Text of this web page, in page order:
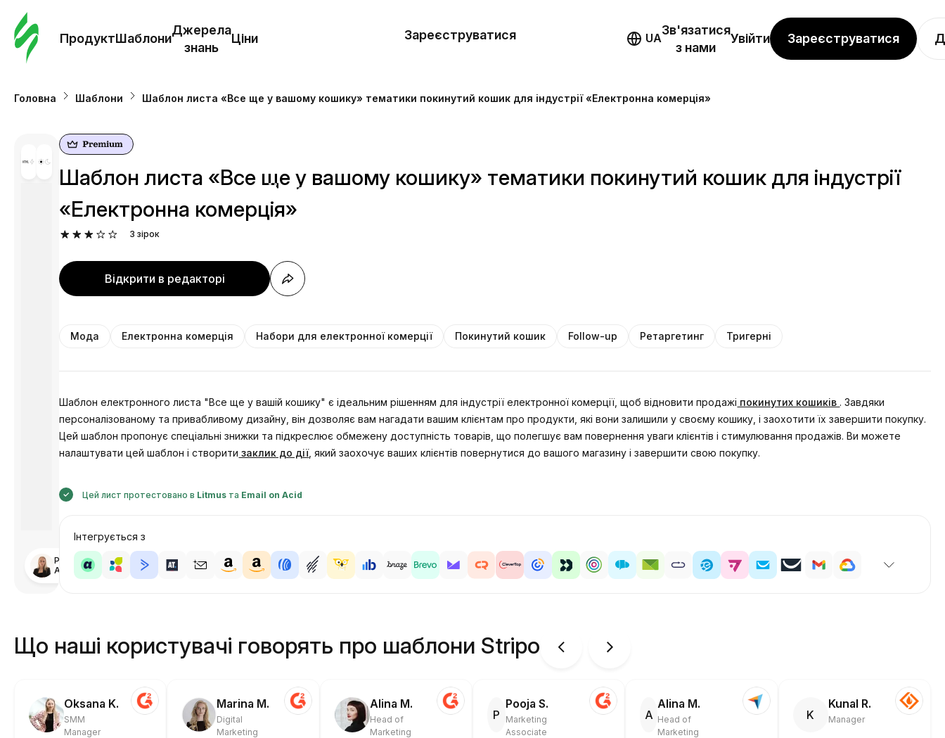
ПродуктШаблони
Джерела
знань
Ціни
Ціни
Зареєструватися UA
Зв'язатися
з нами
Увійти Зареєструватися
Головна Шаблони Шаблон листа «Все ще у вашому кошику» тематики покинутий кошик для індустрії «Електронна комерція»
Розроблено
Анастасія
Шаблон листа «Все ще у вашому кошику» тематики покинутий кошик для індустрії
«Електронна комерція»
3 зірок
Відкрити в редакторі
Мода Електронна комерція Набори для електронної комерції Покинутий кошик Follow-up Ретаргетинг Тригерні
Шаблон електронного листа "Все ще у вашій кошику" є ідеальним рішенням для індустрії електронної комерції, щоб відновити продажі покинутих кошиків . Завдяки
персоналізованому та привабливому дизайну, він дозволяє вам нагадати вашим клієнтам про продукти, які вони залишили у своєму кошику, і заохотити їх завершити покупку.
Цей шаблон пропонує спеціальні знижки та підкреслює обмежену доступність товарів, що полегшує вам повернення уваги клієнтів і стимулювання продажів. Ви можете
налаштувати цей шаблон і створити заклик до дії, який заохочує ваших клієнтів повернутися до вашого магазину і завершити свою покупку.
Цей лист протестовано в Litmus та Email on Acid
Інтегрується з
Що наші користувачі говорять про шаблони Stripo
Oksana K.
SMM
Manager
Marina M.
Digital
Marketing
Alina M.
Head of
Marketing
P
Pooja S.
Marketing
Associate
A
Alina M.
Head of
Marketing
K
Kunal R.
Manager